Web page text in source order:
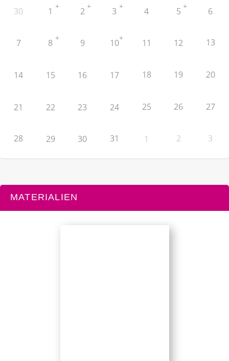
30 1 + 2 + 3 + 4 5 + 6
7 8 + 9 10+ 11 12 13
14 15 16 17 18 19 20
21 22 23 24 25 26 27
28 29 30 31 1 2 3
MATERIALIEN